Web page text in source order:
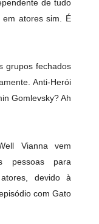
de tudo
em atores sim. É
grupos fechados
Anti-Herói
Gomlevsky? Ah
Vianna vem
pessoas para
devido à
com Gato